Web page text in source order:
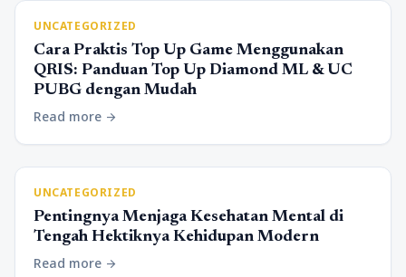
UNCATEGORIZED
Cara Praktis Top Up Game Menggunakan
QRIS: Panduan Top Up Diamond ML & UC
PUBG dengan Mudah
Read more arrow_forward
UNCATEGORIZED
Pentingnya Menjaga Kesehatan Mental di
Tengah Hektiknya Kehidupan Modern
Read more arrow_forward